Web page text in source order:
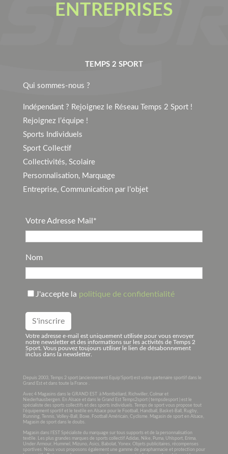
ENTREPRISES
TEMPS 2 SPORT
Qui sommes-nous ?
Indépendant ? Rejoignez le Réseau Temps 2 Sport !
Rejoignez l’équipe !
Sports Individuels
Sport Collectif
Collectivités, Scolaire
Personnalisation, Marquage
Entreprise, Communication par l’objet
Votre Adresse Mail*
Nom
J'accepte la politique de confidentialité
Votre adresse e-mail est uniquement utilisée pour vous envoyer
notre newsletter et des informations sur les activités de Temps 2
Sport. Vous pouvez toujours utiliser le lien de désabonnement
inclus dans la newsletter.
Depuis 2003, Temps 2 sport (anciennement Equip’Sport) est votre partenaire sportif dans le
Grand Est et dans toute la France .
Avec 4 Magasins dans le GRAND EST à Montbéliard, Richwiller, Colmar et
Niederhausbergen. En Alsace et dans le Grand Est Temps2sport ( tempsdesport ) est le
spécialiste des sports collectifs et des sports individuels. Temps de sport vous propose tout
l’équipement sportif et le textile en Alsace pour le Football, Handball, Basket-Ball, Rugby,
Running, Tennis, Volley-Ball, Boxe, Football Américain, Cyclisme. Magasin de sport en Alsace,
Magasin de sport dans le doubs.
Magasin dans l’EST Spécialiste du marquage sur tous supports et de la personnalisation
textile. Les plus grandes marques de sports collectif Adidas, Nike, Puma, Uhlsport, Erima,
Under Armour, Hummel, Mizuno, Asics, Babolat, Yonex. Objets publicitaires, récompenses
sportives. Nous vous proposons également une gamme de parapharmacie et protection pour